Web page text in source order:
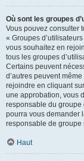
Où sont les groupes
Vous pouvez consulter
« Groupes
vous souhaitez en
tous les groupes
Certains peuvent
d’autres peuvent
rejoindre en cliquant
une approbation, vous
responsable du groupe
pourra vous demander
responsable de groupe
Haut